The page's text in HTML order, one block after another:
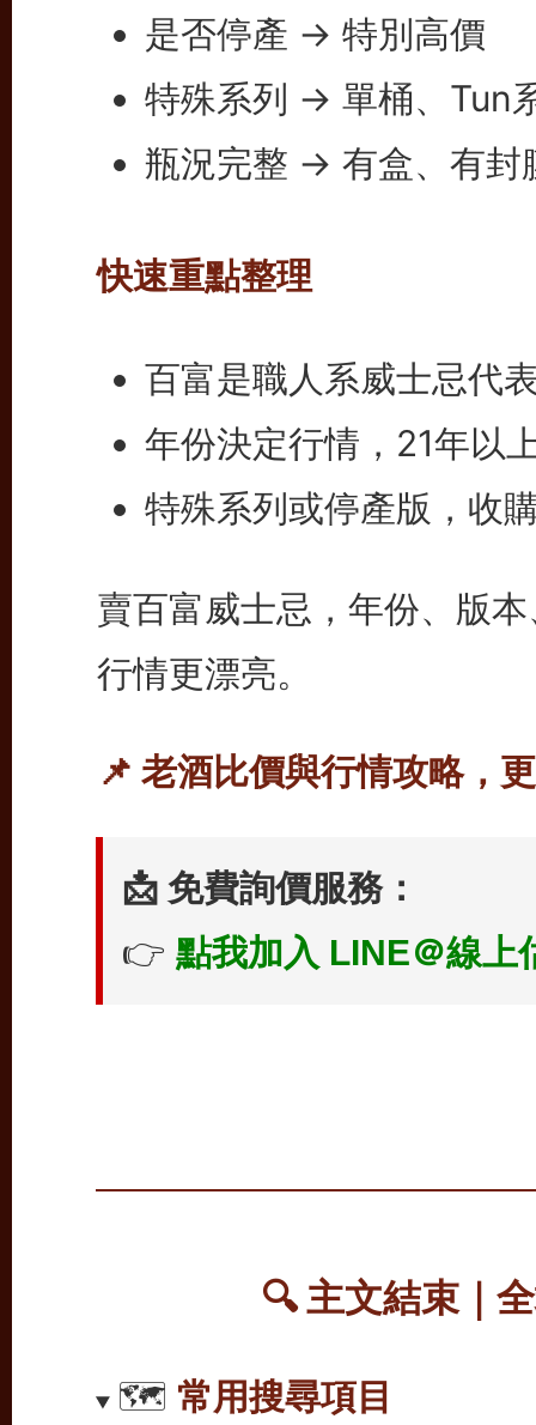
是否停產 → 特別高價
特殊系列 → 單桶、Tun
瓶況完整 → 有盒、有封
快速重點整理
百富是職人系威士忌代
年份決定行情，21年以
特殊系列或停產版，收
賣百富威士忌，年份、版
行情更漂亮。
📌 老酒比價與行情攻略，
📩 免費詢價服務：
👉 點我加入 LINE＠線上
🔍 主文結束｜
🗺️ 常用搜尋項目